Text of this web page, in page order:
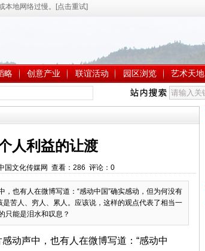
略 创意产业 联谊活动 园区浏览 艺术天地
人利益的让渡
文化传媒网 查看： 286 评论： 0
，也有人在微博写道：“感动中国”确实感动，但为何没有
苦人、穷人、累人。应该说，这样的观点代表了相当一
只能是泪水和叹息？
动声中，也有人在微博写道：“感动中